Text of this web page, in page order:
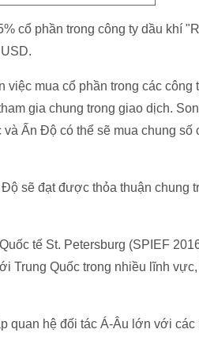
cổ phần trong công ty dầu khí
mua cổ phần trong các công
gia chung trong giao dịch.
Ấn Độ có thể sẽ mua chung số
sẽ đạt được thỏa thuận chung
tế St. Petersburg (SPIEF
Trung Quốc trong nhiều lĩnh
quan hệ đối tác Á-Âu lớn với